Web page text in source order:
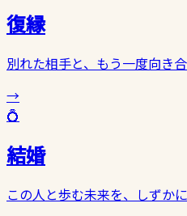
復縁
別れた相手と、もう一度向き
→
💍
結婚
この人と歩む未来を、しずか